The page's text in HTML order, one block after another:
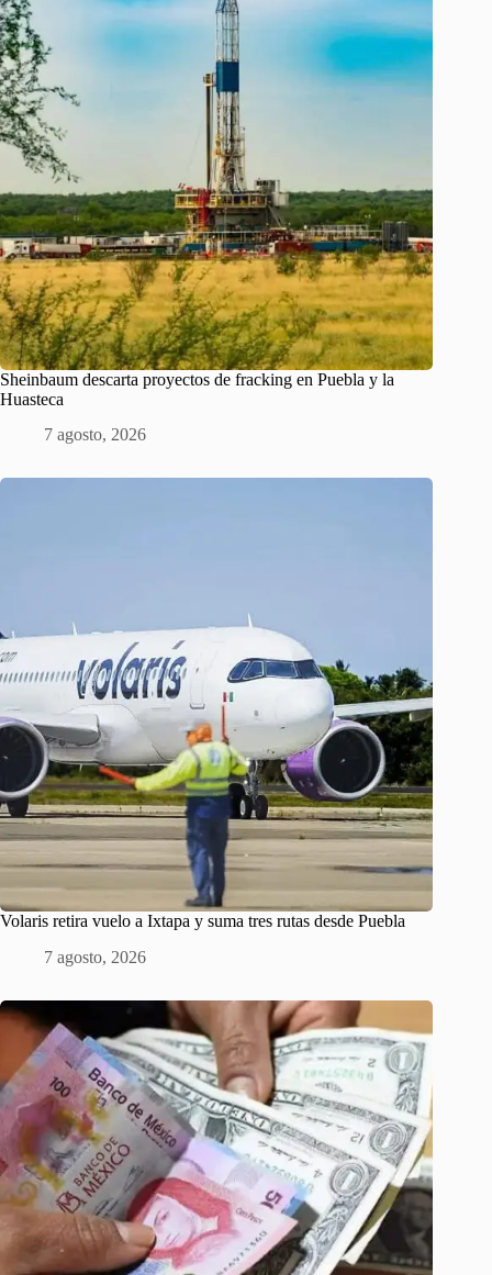
Sheinbaum descarta proyectos de fracking en Puebla y la
Huasteca
7 agosto, 2026
Volaris retira vuelo a Ixtapa y suma tres rutas desde Puebla
7 agosto, 2026